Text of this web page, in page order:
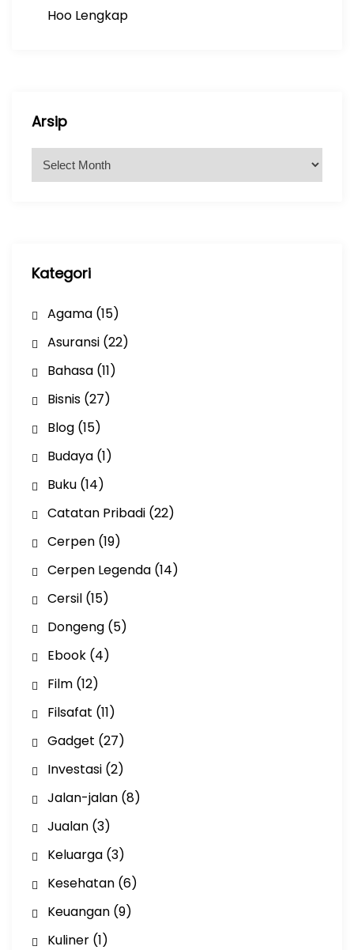
Hoo Lengkap
Arsip
Kategori
Agama(15)
Asuransi(22)
Bahasa(11)
Bisnis(27)
Blog(15)
Budaya(1)
Buku(14)
Catatan Pribadi(22)
Cerpen(19)
Cerpen Legenda(14)
Cersil(15)
Dongeng(5)
Ebook(4)
Film(12)
Filsafat (11)
Gadget (27)
Investasi(2)
Jalan-jalan(8)
Jualan(3)
Keluarga(3)
Kesehatan(6)
Keuangan(9)
Kuliner(1)